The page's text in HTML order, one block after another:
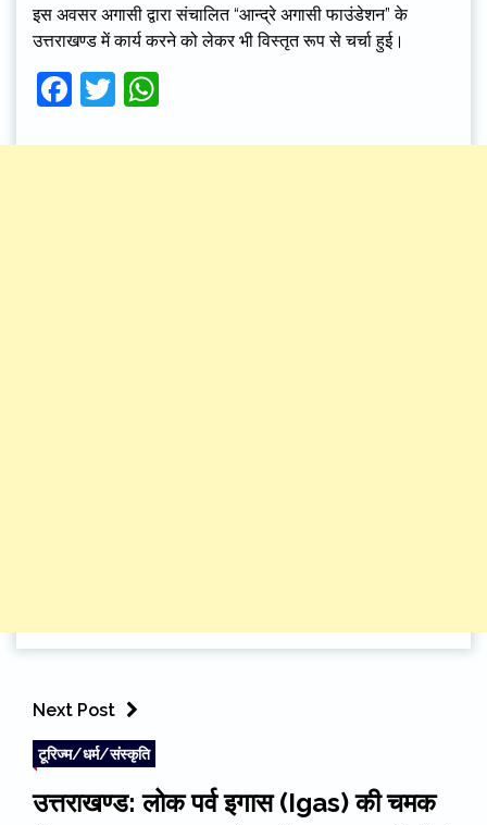
इस अवसर अगासी द्वारा संचालित “आन्द्रे अगासी फाउंडेशन” के
उत्तराखण्ड में कार्य करने को लेकर भी विस्तृत रूप से चर्चा हुई।
Facebook
Twitter
Next Post
टूरिज्म/धर्म/संस्कृति
उत्तराखण्ड: लोक पर्व इगास (Igas) की चमक